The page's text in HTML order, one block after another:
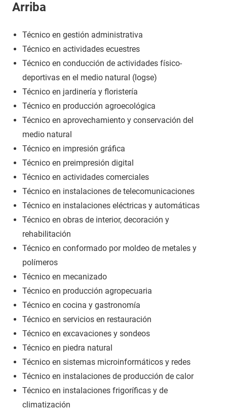
Arriba
Técnico en gestión administrativa
Técnico en actividades ecuestres
Técnico en conducción de actividades físico-
deportivas en el medio natural (logse)
Técnico en jardinería y floristería
Técnico en producción agroecológica
Técnico en aprovechamiento y conservación del
medio natural
Técnico en impresión gráfica
Técnico en preimpresión digital
Técnico en actividades comerciales
Técnico en instalaciones de telecomunicaciones
Técnico en instalaciones eléctricas y automáticas
Técnico en obras de interior, decoración y
rehabilitación
Técnico en conformado por moldeo de metales y
polímeros
Técnico en mecanizado
Técnico en producción agropecuaria
Técnico en cocina y gastronomía
Técnico en servicios en restauración
Técnico en excavaciones y sondeos
Técnico en piedra natural
Técnico en sistemas microinformáticos y redes
Técnico en instalaciones de producción de calor
Técnico en instalaciones frigoríficas y de
climatización